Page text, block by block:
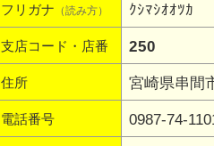
フリガナ （読み方） ｸｼﾏｼｵｵﾂｶ
支店コード・店番 250
住所 宮崎県串間
電話番号 0987-74-